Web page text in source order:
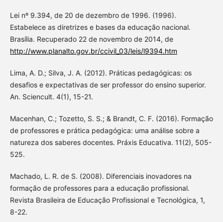
Lei nº 9.394, de 20 de dezembro de 1996. (1996).
Estabelece as diretrizes e bases da educação nacional.
Brasília. Recuperado 22 de novembro de 2014, de
http://www.planalto.gov.br/ccivil_03/leis/l9394.htm
Lima, A. D.; Silva, J. A. (2012). Práticas pedagógicas: os
desafios e expectativas de ser professor do ensino superior.
An. Sciencult. 4(1), 15-21.
Macenhan, C.; Tozetto, S. S.; & Brandt, C. F. (2016). Formação
de professores e prática pedagógica: uma análise sobre a
natureza dos saberes docentes. Práxis Educativa. 11(2), 505-
525.
Machado, L. R. de S. (2008). Diferenciais inovadores na
formação de professores para a educação profissional.
Revista Brasileira de Educação Profissional e Tecnológica, 1,
8-22.